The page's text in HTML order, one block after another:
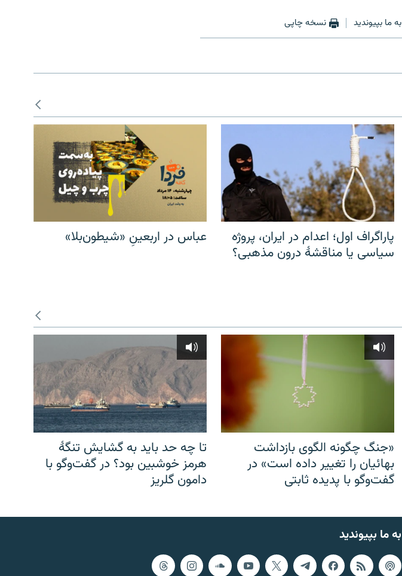
به ما بپیوندید نسخه چاپی
پاراگراف اول؛ اعدام در ایران، پروژه
سیاسی یا مناقشهٔ درون مذهبی؟
عباس در اربعینِ «شیطون‌بلا»
«جنگ چگونه الگوی بازداشت
بهائیان را تغییر داده است» در
گفت‌وگو با پدیده ثابتی
تا چه حد باید به گشایش تنگهٔ
هرمز خوشبین بود؟ در گفت‌وگو با
دامون گلریز
به ما بپیوندید